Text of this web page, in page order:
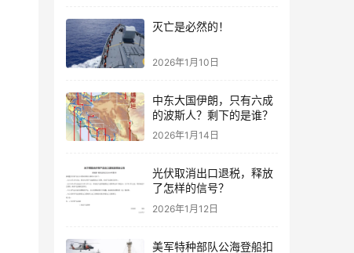
灭亡是必然的！
2026年1月10日
中东大国伊朗，只有六成
的波斯人？剩下的是谁？
2026年1月14日
光伏取消出口退税，释放
了怎样的信号？
2026年1月12日
美军特种部队公海登船扣